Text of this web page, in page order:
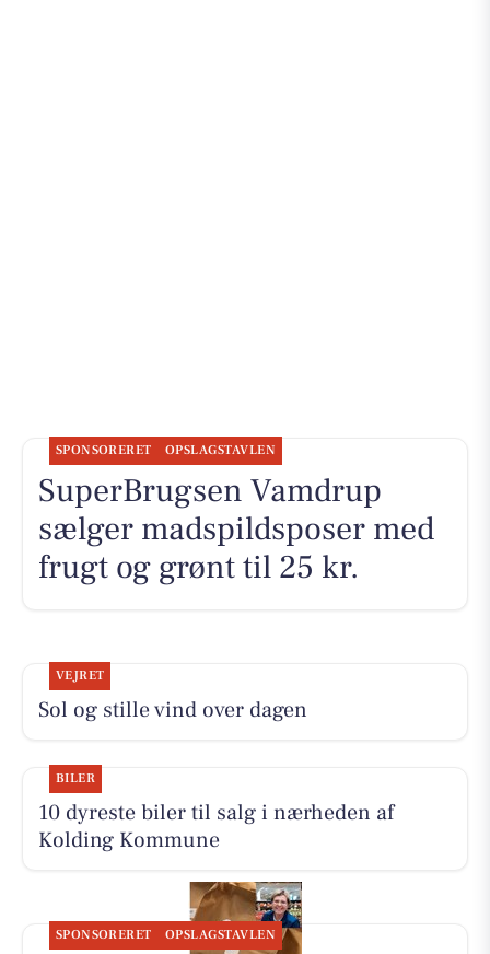
SPONSORERET OPSLAGSTAVLEN
SuperBrugsen Vamdrup
sælger madspildsposer med
frugt og grønt til 25 kr.
VEJRET
Sol og stille vind over dagen
BILER
10 dyreste biler til salg i nærheden af
Kolding Kommune
SPONSORERET OPSLAGSTAVLEN